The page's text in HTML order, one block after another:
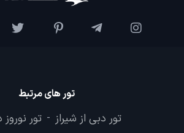
تور های مرتبط
تور دبی از شیراز - تور